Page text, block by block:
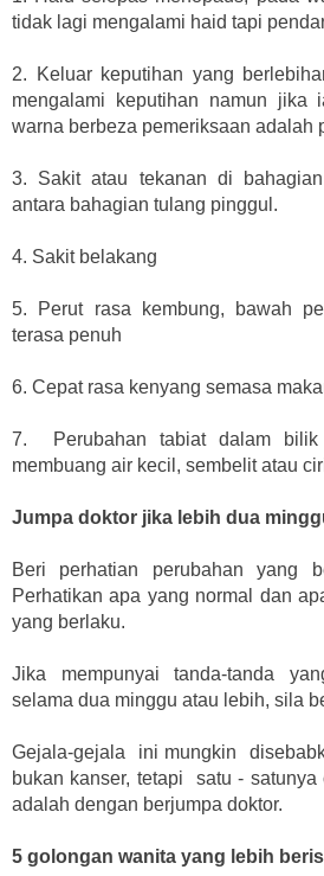
tidak lagi mengalami haid tapi
2. Keluar keputihan yang
mengalami keputihan namun jika
warna berbeza pemeriksaan adalah
3. Sakit atau tekanan di
antara bahagian tulang pinggul.
4. Sakit belakang
5. Perut rasa kembung, bawah
terasa penuh
6. Cepat rasa kenyang semasa
7. Perubahan tabiat dalam bilik
membuang air kecil, sembelit atau
Jumpa doktor jika lebih dua
Beri perhatian perubahan yang
Perhatikan apa yang normal dan
yang berlaku.
Jika mempunyai tanda-tanda
selama dua minggu atau lebih, sila
Gejala-gejala ini mungkin
bukan kanser, tetapi satu - satunya
adalah dengan berjumpa doktor.
5 golongan wanita yang lebih